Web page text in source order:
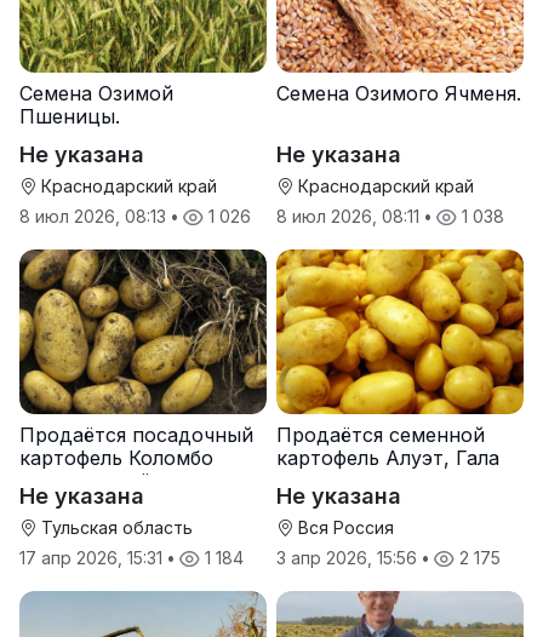
Семена Озимой
Пшеницы.
Не указана
Краснодарский край
8 июл 2026, 08:13 • 1 026
Семена Озимого Ячменя.
Не указана
Краснодарский край
8 июл 2026, 08:11 • 1 038
Продаётся посадочный
картофель Коломбо
оптом от трёх тонн
Не указана
Тульская область
17 апр 2026, 15:31 • 1 184
Продаётся семенной
картофель Алуэт, Гала
Не указана
Вся Россия
3 апр 2026, 15:56 • 2 175